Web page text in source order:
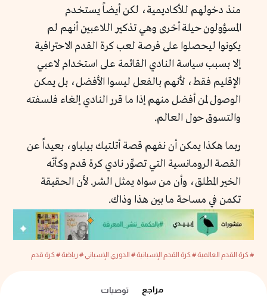
منذ دخولهم للأكاديمية، لكن أيضاً يستخدم
المسؤولون حيلة أخرى وهي تذكير اللاعبين أنهم لم
يكونوا ليحصلوا على فرصة لعب كرة القدم الاحترافية
إلا بسبب سياسة النادي القائمة على استخدام لاعبي
الإقليم فقط، لأنهم بالفعل ليسوا الأفضل، بل يمكن
الوصول لمن أفضل منهم إذا ما قرر النادي إلغاء فلسفته
والتسوق حول العالم.
ربما هكذا يمكن أن نفهم قصة أتلتيك بيلباو، بعيداً عن
القصة الرومانسية التي تصوِّر نادي كرة قدم وكأنّه
الخير المطلق، وأن من سواه يمثل الشر. لأن الحقيقة
تكمن في مساحة ما بين هذا وذاك.
# كرة القدم العالمية# كرة القدم الإسبانية# الدوري الإسباني# رياضة# كرة قدم
مراجع توصيات